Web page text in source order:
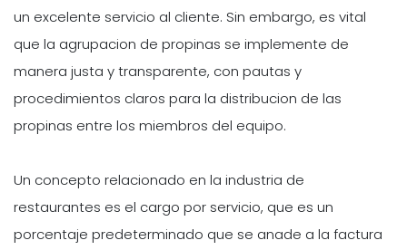
un excelente servicio al cliente. Sin embargo, es vital
que la agrupacion de propinas se implemente de
manera justa y transparente, con pautas y
procedimientos claros para la distribucion de las
propinas entre los miembros del equipo.
Un concepto relacionado en la industria de
restaurantes es el cargo por servicio, que es un
porcentaje predeterminado que se anade a la factura